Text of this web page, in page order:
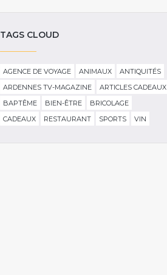
TAGS CLOUD
AGENCE DE VOYAGE ANIMAUX
ANTIQUITÉS
ARDENNES TV-MAGAZINE
ARTICLES CADEAUX
BAPTÊME
BIEN-ÊTRE
BRICOLAGE
CADEAUX
RESTAURANT SPORTS VIN